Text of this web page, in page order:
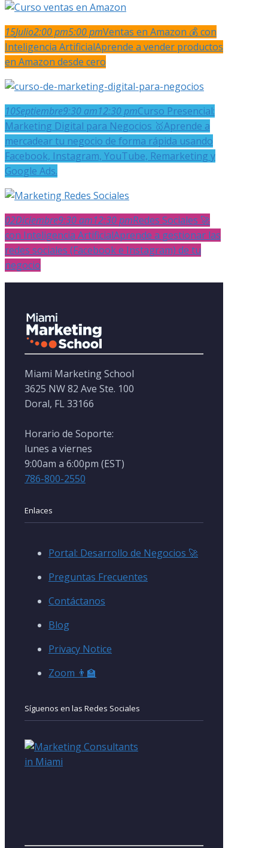
15Julio2:00 pm5:00 pmVentas en Amazon 💰 con
Inteligencia ArtificialAprende a vender productos
en Amazon desde cero
10Septiembre9:30 am12:30 pmCurso Presencial:
Marketing Digital para Negocios 🥇Aprende a
mercadear tu negocio de forma rápida usando
Facebook, Instagram, YouTube, Remarketing y
Google Ads.
02Diciembre9:30 am12:30 pmRedes Sociales 🚀
con Inteligencia ArtificialAprende a gestionar las
redes sociales (Facebook e Instagram) de tu
negocio
Miami Marketing School
3625 NW 82 Ave Ste. 100
Doral, FL 33166
Horario de Soporte:
lunes a viernes
9:00am a 6:00pm (EST)
786-800-2550
Enlaces
Portal: Desarrollo de Negocios 🚀
Preguntas Frecuentes
Contáctanos
Blog
Privacy Notice
Zoom 👨‍🏫
Síguenos en las Redes Sociales